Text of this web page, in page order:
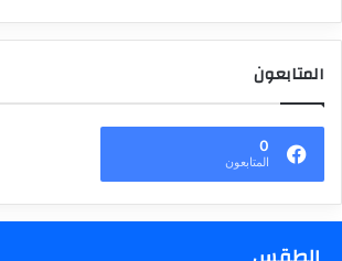
المتابعون
0
المتابعون